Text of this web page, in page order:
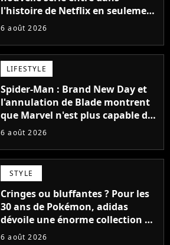
l'histoire de Netflix en seulement
48 jours
6 août 2026
LIFESTYLE
Spider-Man : Brand New Day et
l'annulation de Blade montrent
que Marvel n'est plus capable de
faire quoi que ce soit de simple
6 août 2026
STYLE
Cringes ou bluffantes ? Pour les
30 ans de Pokémon, adidas
dévoile une énorme collection de
sneakers et je ne sais pas quoi en
6 août 2026